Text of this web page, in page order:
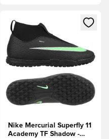
eller tilmelde dig som
Åbner en Modal til at logge
Nike Mercurial Superfly 11
Academy TF Shadow -